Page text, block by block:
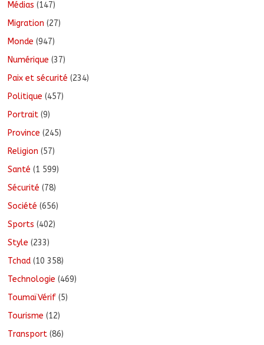
Médias (147)
Migration (27)
Monde (947)
Numérique (37)
Paix et sécurité (234)
Politique (457)
Portrait (9)
Province (245)
Religion (57)
Santé (1 599)
Sécurité (78)
Société (656)
Sports (402)
Style (233)
Tchad (10 358)
Technologie (469)
ToumaïVérif (5)
Tourisme (12)
Transport (86)